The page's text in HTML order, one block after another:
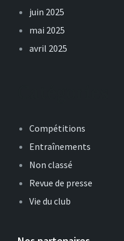
juin 2025
mai 2025
avril 2025
Compétitions
Entraînements
Non classé
Revue de presse
Vie du club